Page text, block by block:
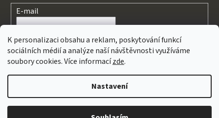
K personalizaci obsahu a reklam, poskytování funkcí
sociálních médií a analýze naší návštěvnosti využíváme
soubory cookies. Více informacízde.
Nastavení
E-mail
Souhlasím spodmínkami ochrany osobních údajů
PŘIHLÁSIT SE
Vytvořil Shoptet&PekneWeby
123kolo. Všechna práva vyhrazena.